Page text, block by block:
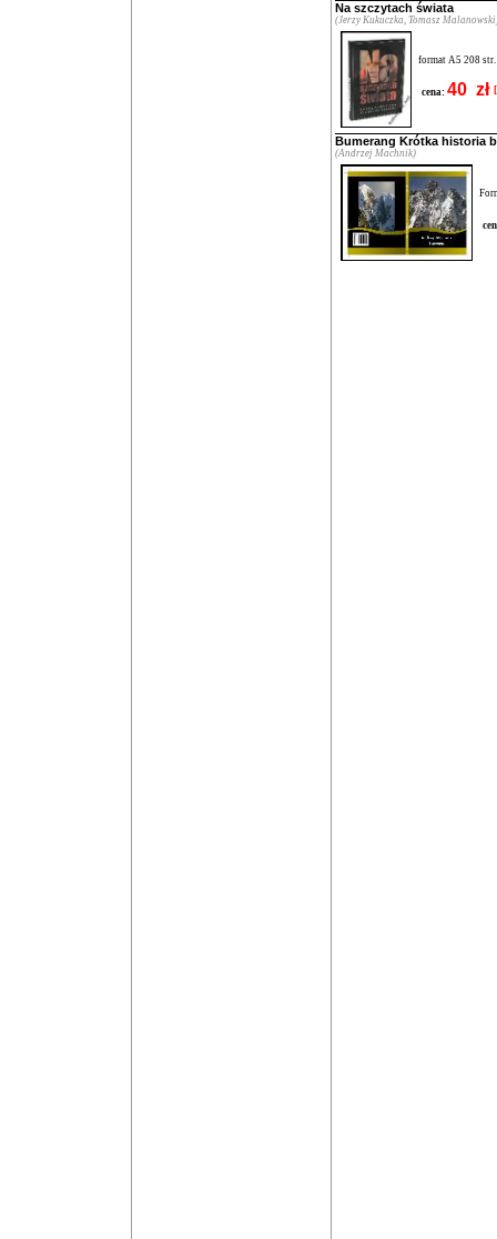
Na szczytach świata
(Jerzy Kukuczka, Tomasz
format A5 208
cena: 40 zł
Bumerang Krótka historia
(Andrzej Machnik)